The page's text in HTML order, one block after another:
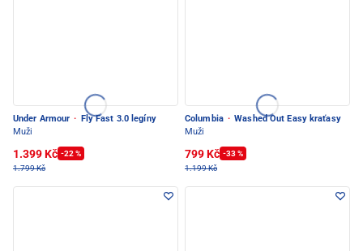
Under Armour ·
Fly Fast 3.0 legíny
Muži
1.399 Kč -22 %
1.799 Kč
Columbia · Washed Out Easy kraťasy
Muži
799 Kč -33 %
1.199 Kč